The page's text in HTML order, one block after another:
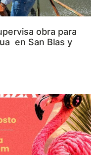
obra para
en San Blas y